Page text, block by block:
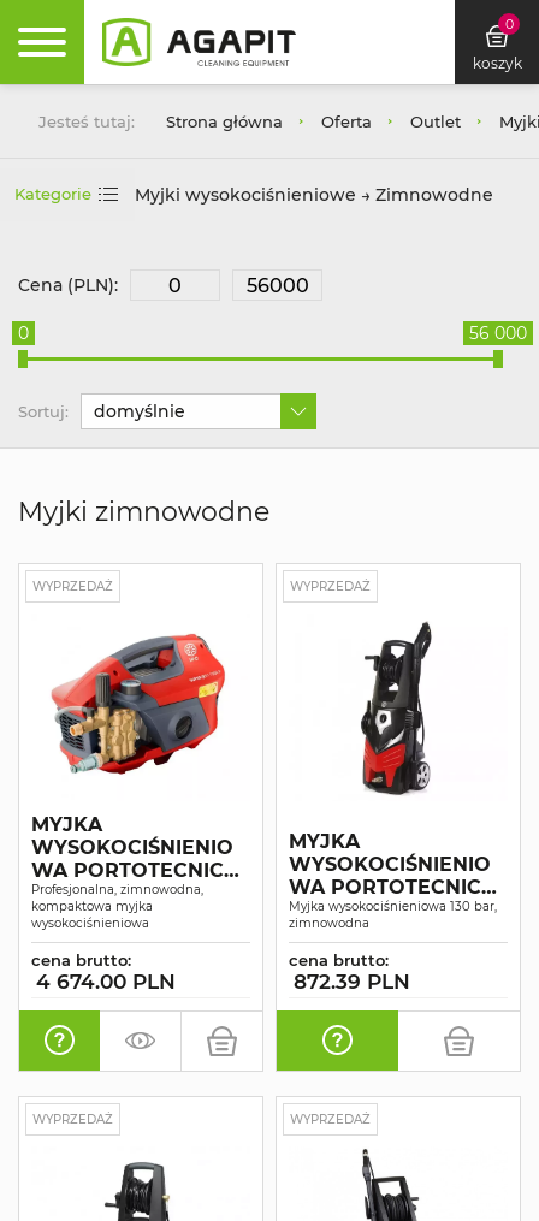
0
koszyk
Jesteś tutaj: Strona główna Oferta Outlet
Kategorie Myjki wysokociśnieniowe → Zimnowodne
Cena (PLN):
0 56 000
Sortuj: domyślnie
Myjki zimnowodne
WYPRZEDAŻ
MYJKA
WYSOKOCIŚNIENIO
WA PORTOTECNICA
SUPERJET 1609P
Profesjonalna, zimnowodna,
kompaktowa myjka
wysokociśnieniowa
cena brutto:
4 674.00 PLN
WYPRZEDAŻ
MYJKA
WYSOKOCIŚNIENIO
WA PORTOTECNICA
G144-CP
Myjka wysokociśnieniowa 130 bar,
zimnowodna
cena brutto:
872.39 PLN
WYPRZEDAŻ WYPRZEDAŻ